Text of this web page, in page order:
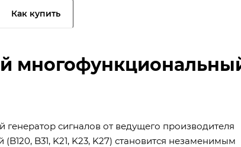
Как купить
сигналов от ведущего производителя
B31, K21, K23, K27) становится незаменимым